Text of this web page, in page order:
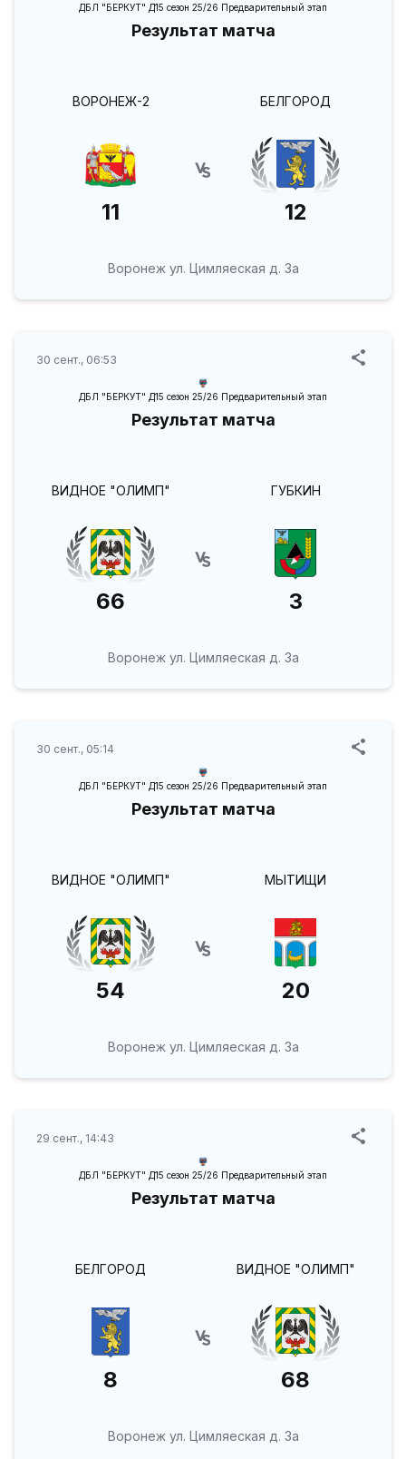
ДБЛ "БЕРКУТ" Д15 сезон 25/26 Предварительный этап
Результат матча
ВОРОНЕЖ-2
11
БЕЛГОРОД
12
Воронеж ул. Цимляеская д. 3а
30 сент., 06:53
ДБЛ "БЕРКУТ" Д15 сезон 25/26 Предварительный этап
Результат матча
ВИДНОЕ "ОЛИМП"
66
ГУБКИН
3
Воронеж ул. Цимляеская д. 3а
30 сент., 05:14
ДБЛ "БЕРКУТ" Д15 сезон 25/26 Предварительный этап
Результат матча
ВИДНОЕ "ОЛИМП"
54
МЫТИЩИ
20
Воронеж ул. Цимляеская д. 3а
29 сент., 14:43
ДБЛ "БЕРКУТ" Д15 сезон 25/26 Предварительный этап
Результат матча
БЕЛГОРОД
8
ВИДНОЕ "ОЛИМП"
68
Воронеж ул. Цимляеская д. 3а